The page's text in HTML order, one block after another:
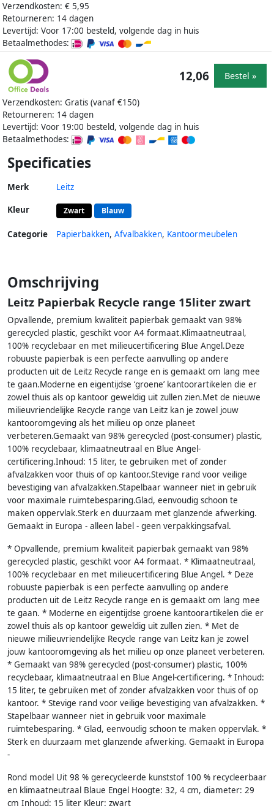
Verzendkosten: € 5,95
Retourneren: 14 dagen
Levertijd: Voor 17:00 besteld, volgende dag in huis
Betaalmethodes:
Verzendkosten: Gratis (vanaf €150)
Retourneren: 14 dagen
Levertijd: Voor 19:00 besteld, volgende dag in huis
Betaalmethodes:
12,06 Bestel »
Specificaties
Merk Leitz
Kleur Zwart Blauw
Categorie Papierbakken, Afvalbakken, Kantoormeubelen
Omschrijving
Leitz Papierbak Recycle range 15liter zwart
Opvallende, premium kwaliteit papierbak gemaakt van 98%
gerecycled plastic, geschikt voor A4 formaat.Klimaatneutraal,
100% recyclebaar en met milieucertificering Blue Angel.Deze
robuuste papierbak is een perfecte aanvulling op andere
producten uit de Leitz Recycle range en is gemaakt om lang mee
te gaan.Moderne en eigentijdse ‘groene’ kantoorartikelen die er
zowel thuis als op kantoor geweldig uit zullen zien.Met de nieuwe
milieuvriendelijke Recycle range van Leitz kan je zowel jouw
kantooromgeving als het milieu op onze planeet
verbeteren.Gemaakt van 98% gerecycled (post-consumer) plastic,
100% recyclebaar, klimaatneutraal en Blue Angel-
certificering.Inhoud: 15 liter, te gebruiken met of zonder
afvalzakken voor thuis of op kantoor.Stevige rand voor veilige
bevestiging van afvalzakken.Stapelbaar wanneer niet in gebruik
voor maximale ruimtebesparing.Glad, eenvoudig schoon te
maken oppervlak.Sterk en duurzaam met glanzende afwerking.
Gemaakt in Europa - alleen label - geen verpakkingsafval.
* Opvallende, premium kwaliteit papierbak gemaakt van 98%
gerecycled plastic, geschikt voor A4 formaat. * Klimaatneutraal,
100% recyclebaar en met milieucertificering Blue Angel. * Deze
robuuste papierbak is een perfecte aanvulling op andere
producten uit de Leitz Recycle range en is gemaakt om lang mee
te gaan. * Moderne en eigentijdse groene kantoorartikelen die er
zowel thuis als op kantoor geweldig uit zullen zien. * Met de
nieuwe milieuvriendelijke Recycle range van Leitz kan je zowel
jouw kantooromgeving als het milieu op onze planeet verbeteren.
* Gemaakt van 98% gerecycled (post-consumer) plastic, 100%
recyclebaar, klimaatneutraal en Blue Angel-certificering. * Inhoud:
15 liter, te gebruiken met of zonder afvalzakken voor thuis of op
kantoor. * Stevige rand voor veilige bevestiging van afvalzakken. *
Stapelbaar wanneer niet in gebruik voor maximale
ruimtebesparing. * Glad, eenvoudig schoon te maken oppervlak. *
Sterk en duurzaam met glanzende afwerking. Gemaakt in Europa
-
Rond model Uit 98 % gerecycleerde kunststof 100 % recycleerbaar
en klimaatneutraal Blaue Engel Hoogte: 32, 4 cm, diameter: 29
cm Inhoud: 15 liter Kleur: zwart